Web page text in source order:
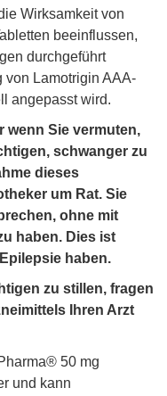
Wirksamkeit von
beeinflussen,
durchgeführt
von Lamotrigin AAA-
angepasst wird.
wenn Sie vermuten,
schwanger zu
dieses
um Rat. Sie
ohne mit
haben. Dies ist
haben.
zu stillen, fragen
Ihren Arzt
50 mg
und kann